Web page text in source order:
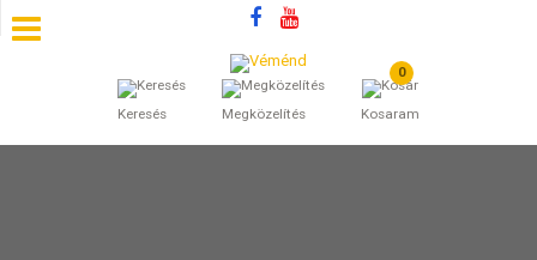
Keresés Megközelítés
0
Kosaram
SZÁLLÁSOK
BEJEGYZÉSEK